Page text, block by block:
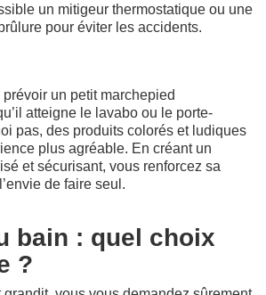
un mitigeur thermostatique ou une
pour éviter les accidents.
un petit marchepied
atteigne le lavabo ou le porte-
pas, des produits colorés et ludiques
plus agréable. En créant un
et sécurisant, vous renforcez sa
de faire seul.
bain : quel choix
?